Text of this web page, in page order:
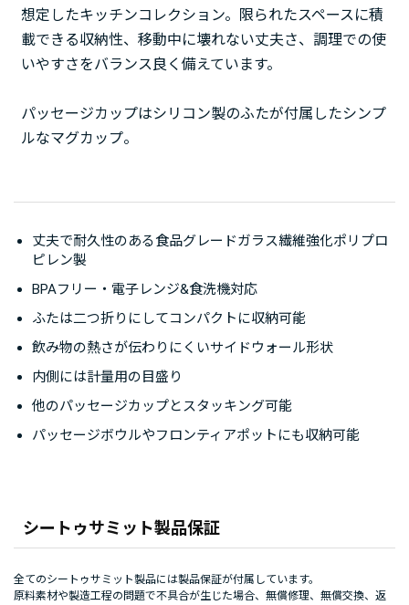
想定したキッチンコレクション。限られたスペースに積
載できる収納性、移動中に壊れない丈夫さ、調理での使
いやすさをバランス良く備えています。
パッセージカップはシリコン製のふたが付属したシンプ
ルなマグカップ。
シートゥサミット製品保証
全てのシートゥサミット製品には製品保証が付属しています。
原料素材や製造工程の問題で不具合が生じた場合、無償修理、無償交換、返
丈夫で耐久性のある食品グレードガラス繊維強化ポリプロ
ピレン製
BPAフリー・電子レンジ&食洗機対応
ふたは二つ折りにしてコンパクトに収納可能
飲み物の熱さが伝わりにくいサイドウォール形状
内側には計量用の目盛り
他のパッセージカップとスタッキング可能
パッセージボウルやフロンティアポットにも収納可能